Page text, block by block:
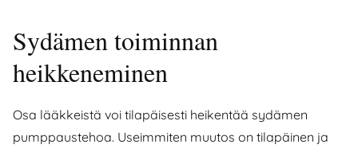
Sydämen toiminnan
heikkeneminen
Osa lääkkeistä voi tilapäisesti heikentää sydämen
pumppaustehoa. Useimmiten muutos on tilapäinen ja